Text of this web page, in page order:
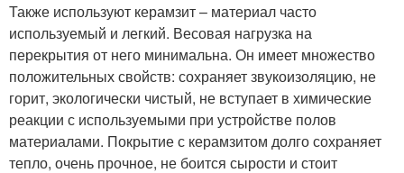
Также используют керамзит – материал часто
используемый и легкий. Весовая нагрузка на
перекрытия от него минимальна. Он имеет множество
положительных свойств: сохраняет звукоизоляцию, не
горит, экологически чистый, не вступает в химические
реакции с используемыми при устройстве полов
материалами. Покрытие с керамзитом долго сохраняет
тепло, очень прочное, не боится сырости и стоит